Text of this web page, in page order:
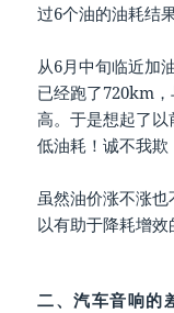
过6个油的油耗结果
从6月中旬临近加
已经跑了720km
高。于是想起了
低油耗！诚不我欺
虽然油价涨不涨
以有助于降耗增效
二、汽车音响的